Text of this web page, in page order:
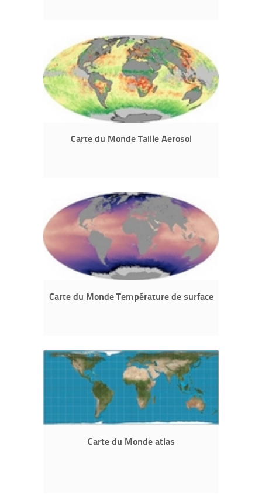
Carte du Monde Taille Aerosol
Carte du Monde Température de surface
Carte du Monde atlas